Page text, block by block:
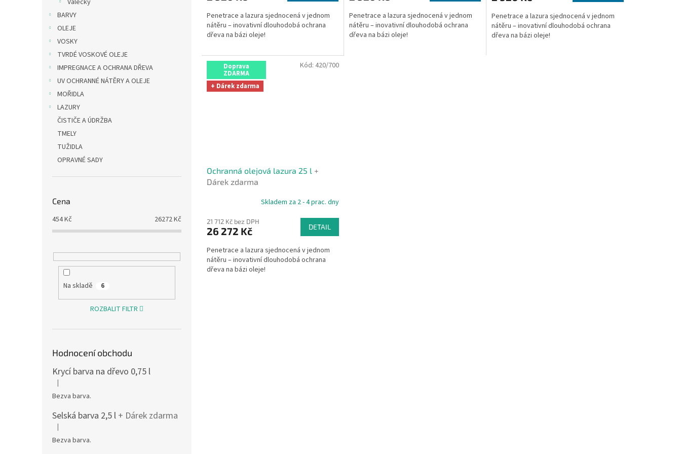
Válečky
BARVY
OLEJE
VOSKY
TVRDÉ VOSKOVÉ OLEJE
IMPREGNACE A OCHRANA DŘEVA
UV OCHRANNÉ NÁTĚRY A OLEJE
MOŘIDLA
LAZURY
ČISTIČE A ÚDRŽBA
TMELY
TUŽIDLA
OPRAVNÉ SADY
Cena
454Kč 26272Kč
Na skladě 6
ROZBALIT FILTR
Hodnocení obchodu
Krycí barva na dřevo 0,75 l
Hodnocení produktu je 5 z 5 hvězdiček.
|
Bezva barva.
Selská barva 2,5 l + Dárek zdarma
Hodnocení produktu je 5 z 5 hvězdiček.
|
Bezva barva.
Penetrace a lazura sjednocená v jednom
nátěru – inovativní dlouhodobá ochrana
dřeva na bázi oleje!
z
5
hvězdiček.
Penetrace a lazura sjednocená v jednom
nátěru – inovativní dlouhodobá ochrana
dřeva na bázi oleje!
Penetrace a lazura sjednocená v jednom
nátěru – inovativní dlouhodobá ochrana
dřeva na bázi oleje!
Doprava
ZDARMA
+ Dárek zdarma
Ochranná olejová lazura 25 l +
Dárek zdarma
Skladem za 2 - 4 prac. dny
21 712 Kč bez DPH
26 272 Kč DETAIL
Penetrace a lazura sjednocená v jednom
nátěru – inovativní dlouhodobá ochrana
dřeva na bázi oleje!
Kód: 420/700